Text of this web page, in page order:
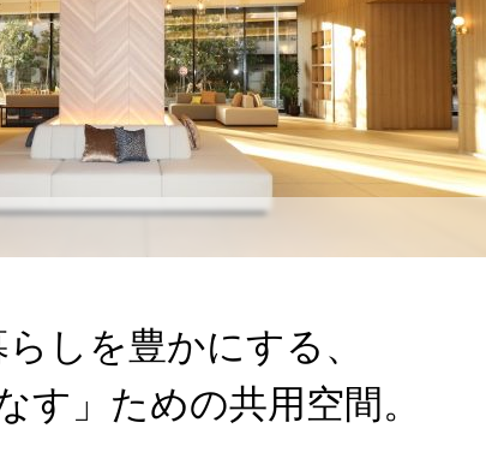
しを豊かにする、
す」ための共用空間。